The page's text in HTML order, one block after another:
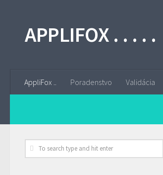
APPLIFOX . . . . .
AppliFox .. Poradenstvo Validácia